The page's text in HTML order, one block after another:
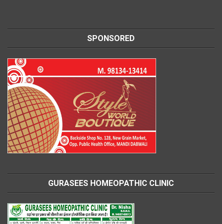
SPONSORED
GURASEES HOMEOPATHIC CLINIC